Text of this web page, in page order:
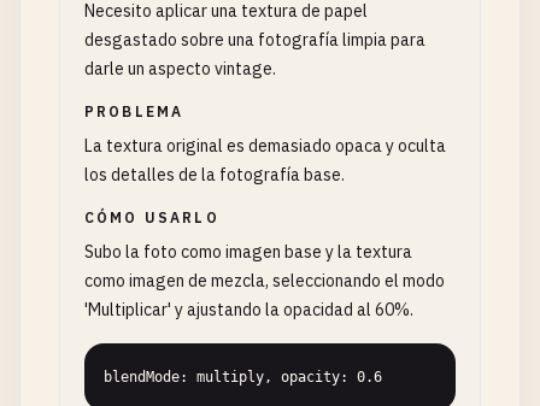
Necesito aplicar una textura de papel
desgastado sobre una fotografía limpia para
darle un aspecto vintage.
PROBLEMA
La textura original es demasiado opaca y oculta
los detalles de la fotografía base.
CÓMO USARLO
Subo la foto como imagen base y la textura
como imagen de mezcla, seleccionando el modo
'Multiplicar' y ajustando la opacidad al 60%.
blendMode: multiply, opacity: 0.6